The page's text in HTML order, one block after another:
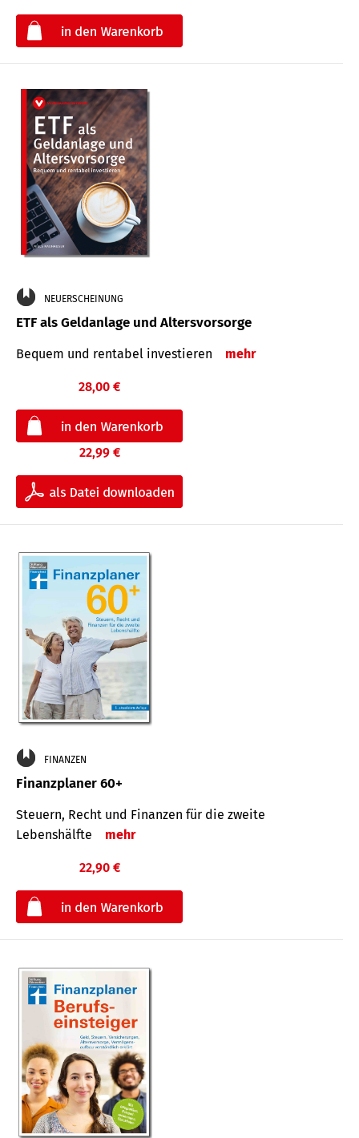
NEUERSCHEINUNG
ETF als Geldanlage und Altersvorsorge
Bequem und rentabel investieren mehr
28,00 €
22,99 €
FINANZEN
Finanzplaner 60+
Steuern, Recht und Finanzen für die zweite
Lebenshälfte
mehr
22,90 €